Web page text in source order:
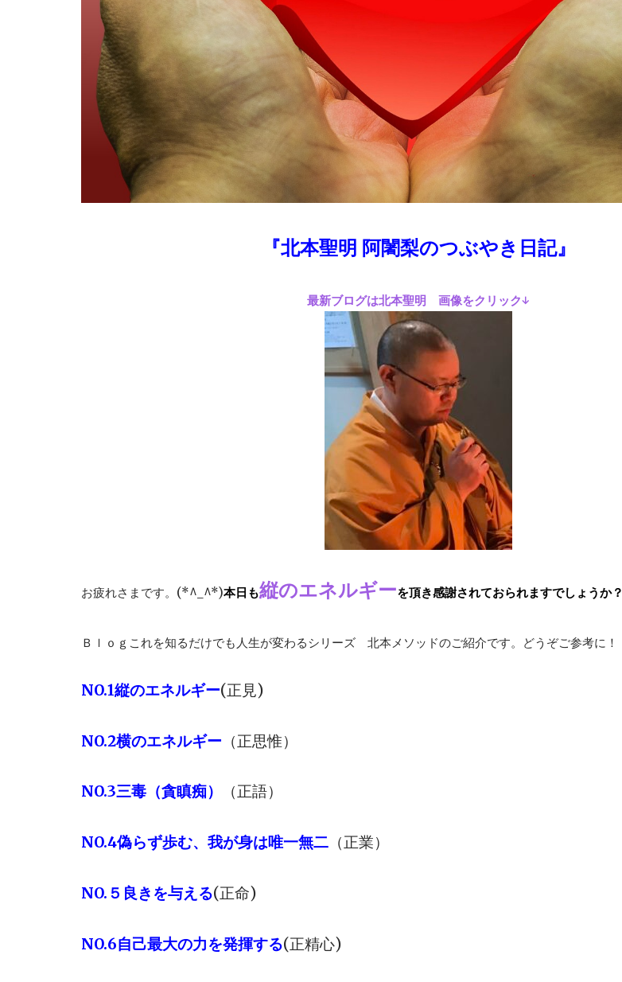
『北本聖明 阿闍梨のつぶやき日記』
最新ブログは北本聖明 画像をクリック↓
お疲れさまです。(*^_^*)本日も縦のエネルギーを頂き感謝されておられますでしょうか？
Ｂｌｏｇこれを知るだけでも人生が変わるシリーズ 北本メソッドのご紹介です。どうぞご参考に！
NO.1縦のエネルギー(正見)
NO.2横のエネルギー （正思惟）
NO.3三毒（貪瞋痴） （正語）
NO.4偽らず歩む、我が身は唯一無二 （正業）
NO.５良きを与える(正命)
NO.6自己最大の力を発揮する(正精心)